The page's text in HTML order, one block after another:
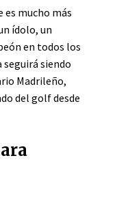
es mucho más
ídolo, un
en todos los
seguirá siendo
Madrileño,
del golf desde